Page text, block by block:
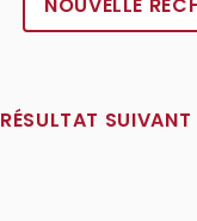
RÉSULTAT SUIVANT